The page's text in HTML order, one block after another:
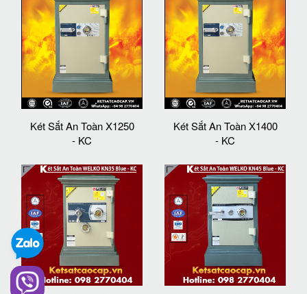
Két Sắt An Toàn X1250
- KC
Két Sắt An Toàn X1400
- KC